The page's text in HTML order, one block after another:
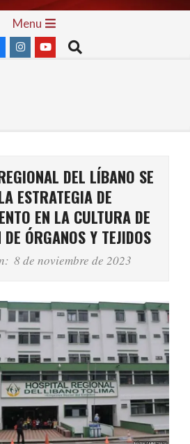
Menu
Search
DEL LÍBANO SE
ESTRATEGIA DE
EN LA CULTURA DE
ÓRGANOS Y TEJIDOS
8 de noviembre de 2023